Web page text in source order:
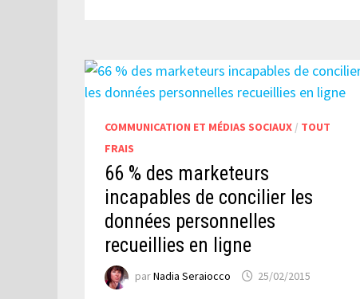
ENTRE
LES
CITOYENS
NUMÉRIQUES
AUTRES?
COMMUNICATION ET MÉDIAS SOCIAUX / TOUT
FRAIS
66 % des marketeurs
incapables de concilier les
données personnelles
recueillies en ligne
parNadia Seraiocco 25/02/2015